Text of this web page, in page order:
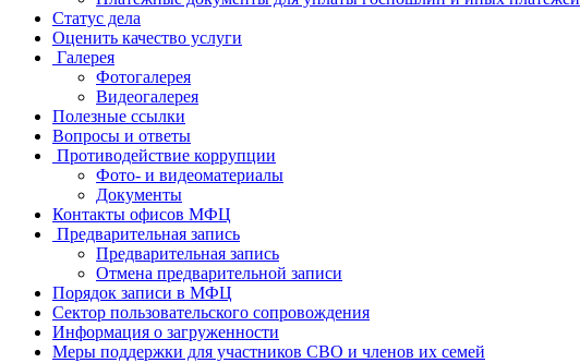
Статус дела
Оценить качество услуги
Галерея
Фотогалерея
Видеогалерея
Полезные ссылки
Вопросы и ответы
Противодействие коррупции
Фото- и видеоматериалы
Документы
Контакты офисов МФЦ
Предварительная запись
Предварительная запись
Отмена предварительной записи
Порядок записи в МФЦ
Сектор пользовательского сопровождения
Информация о загруженности
Меры поддержки для участников СВО и членов их семей